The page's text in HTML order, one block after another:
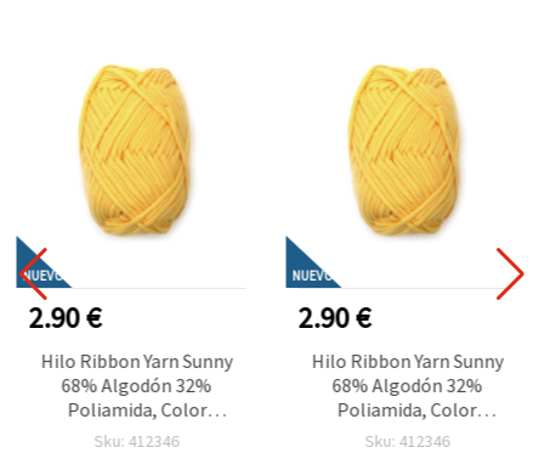
NUEVO
2.90 €
Hilo Ribbon Yarn Sunny
68% Algodón 32%
Poliamida, Color
Amarillo, 50 g – Para Tejer
Sku: 412346
NUEVO
2.90 €
Hilo Ribbon Yarn Sunny
68% Algodón 32%
Poliamida, Color
Amarillo, 50 g – Para Tejer
Sku: 412346